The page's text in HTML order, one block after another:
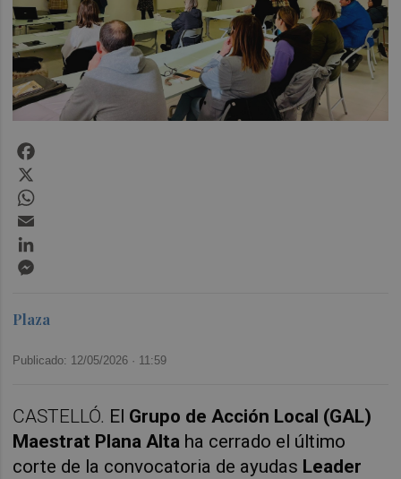
Plaza
Publicado: 12/05/2026 · 11:59
CASTELLÓ. El Grupo de Acción Local (GAL)
Maestrat Plana Alta ha cerrado el último
corte de la convocatoria de ayudas Leader